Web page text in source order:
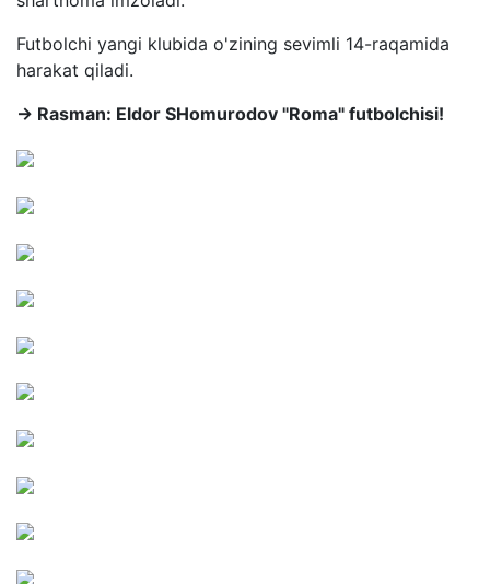
Futbolchi yangi klubida o'zining sevimli 14-raqamida
harakat qiladi.
→ Rasman: Eldor SHomurodov "Roma" futbolchisi!